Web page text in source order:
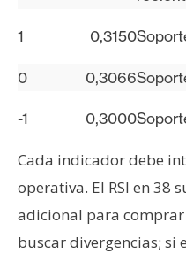
1 0,3150
0
0,3066
-1 0,3000
Cada indicador debe
operativa. El RSI en 38
adicional para
buscar divergencias; si